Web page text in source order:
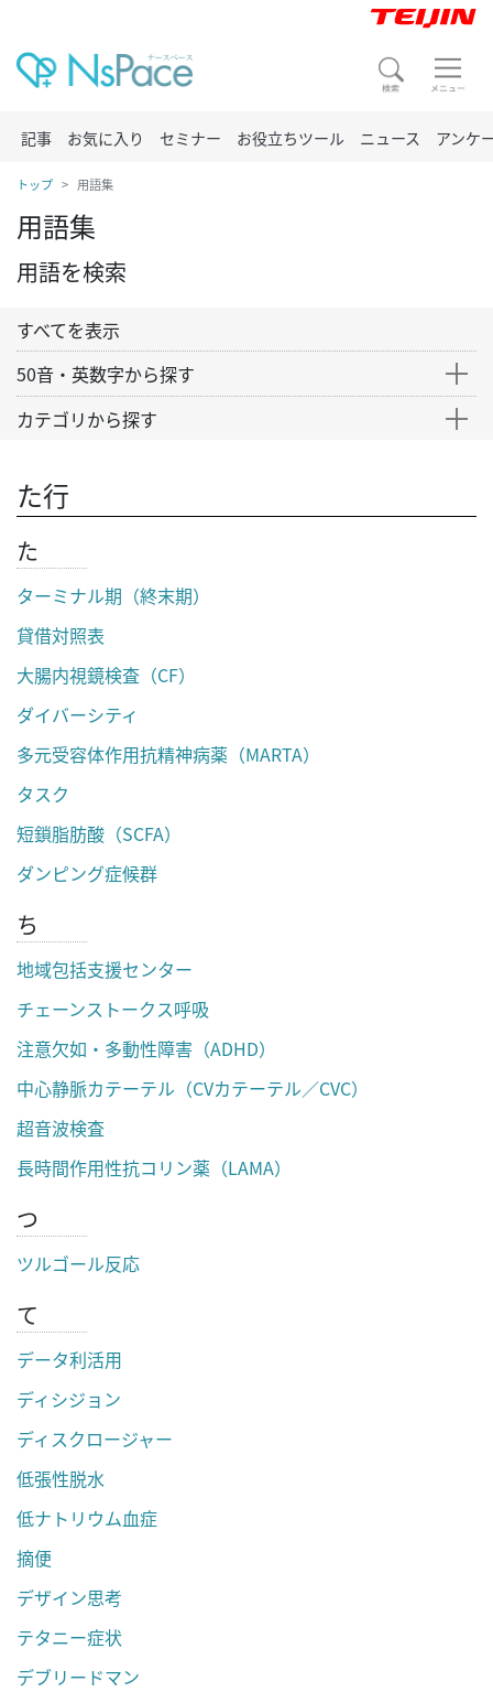
記事 お気に入り セミナー お役立ちツール ニュース アンケ
トップ 用語集
用語集
用語を検索
すべてを表示
50音・英数字から探す
カテゴリから探す
た行
た
ターミナル期（終末期）
貸借対照表
大腸内視鏡検査（CF）
ダイバーシティ
多元受容体作用抗精神病薬（MARTA）
タスク
短鎖脂肪酸（SCFA）
ダンピング症候群
ち
地域包括支援センター
チェーンストークス呼吸
注意欠如・多動性障害（ADHD）
中心静脈カテーテル（CVカテーテル／CVC）
超音波検査
長時間作用性抗コリン薬（LAMA）
つ
ツルゴール反応
て
データ利活用
ディシジョン
ディスクロージャー
低張性脱水
低ナトリウム血症
摘便
デザイン思考
テタニー症状
デブリードマン